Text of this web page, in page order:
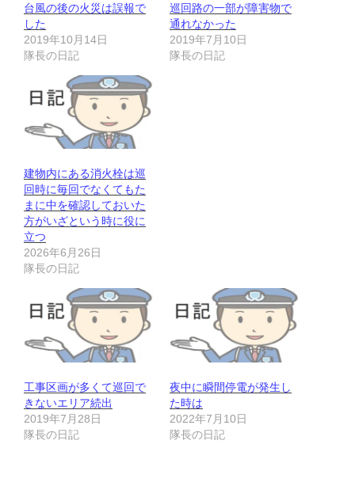
台風の後の火災は誤報で
した
2019年10月14日
隊長の日記
巡回路の一部が障害物で
通れなかった
2019年7月10日
隊長の日記
建物内にある消火栓は巡
回時に毎回でなくてもた
まに中を確認しておいた
方がいざという時に役に
立つ
2026年6月26日
隊長の日記
工事区画が多くて巡回で
きないエリア続出
2019年7月28日
隊長の日記
夜中に瞬間停電が発生し
た時は
2022年7月10日
隊長の日記